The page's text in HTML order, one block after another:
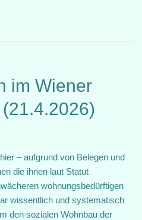
im Wiener
– aufgrund von Belegen und
die ihnen laut Statut
wohnungsbedürftigen
wissentlich und systematisch
den sozialen Wohnbau der